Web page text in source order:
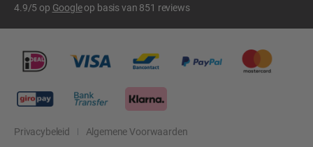
4.9/5 op Googleop basis van 851 reviews
Privacybeleid Algemene Voorwaarden